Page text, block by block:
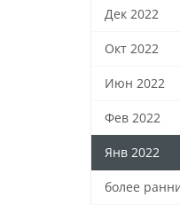
Дек 2022
Окт 2022
Июн 2022
Фев 2022
Янв 2022
более